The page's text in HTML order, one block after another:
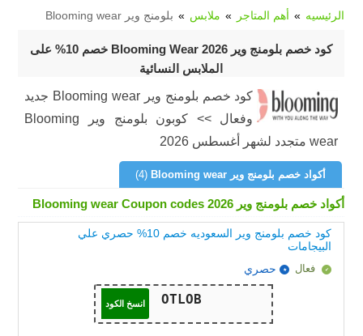
الرئيسيه أهم المتاجر ملابس بلومنج وير Blooming wear
كود خصم بلومنج وير Blooming Wear 2026 خصم 10% على
الملابس النسائية
كود خصم بلومنج وير Blooming wear جديد
وفعال >> كوبون بلومنج وير Blooming
wear متجدد لشهر أغسطس 2026
أكواد خصم بلومنج وير Blooming wear (4)
أكواد خصم بلومنج وير Blooming wear Coupon codes 2026
كود خصم بلومنج وير السعوديه خصم 10% حصري علي
البيجامات
فعال حصري
انسخ الكود